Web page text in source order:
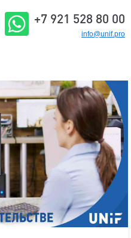
+7 921 528 80 00
info@unif.pro